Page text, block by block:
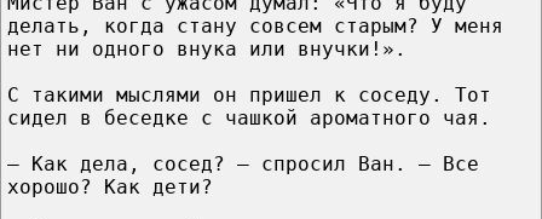
делать, когда стану совсем старым? У меня
нет ни одного внука или внучки!».
С такими мыслями он пришел к соседу. Тот
сидел в беседке с чашкой ароматного чая.
— Как дела, сосед? – спросил Ван. – Все
хорошо? Как дети?